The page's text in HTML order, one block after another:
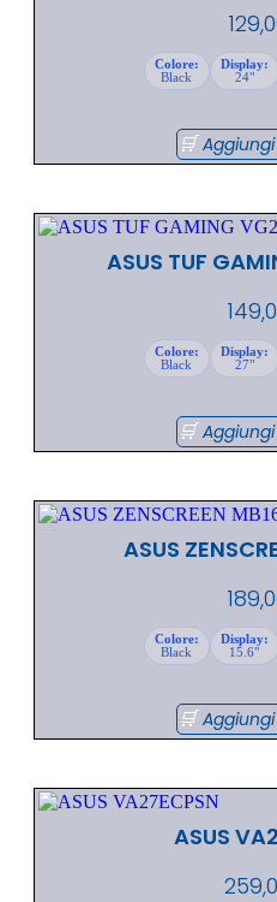
Colore:
Black
Display:
24"
ASUS TUF
Colore:
Black
Display:
27"
ASUS
Colore:
Black
Display:
15.6"
ASUS